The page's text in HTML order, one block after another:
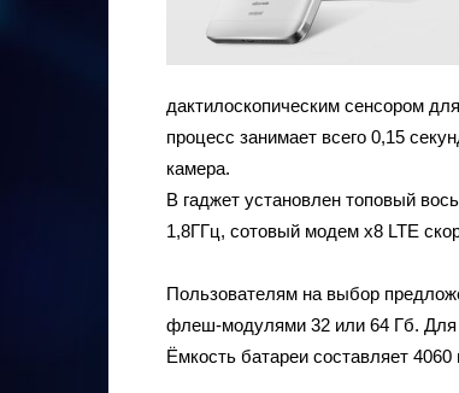
дактилоскопическим сенсором
процесс занимает всего 0,15
камера.
В гаджет установлен топовый
1,8ГГц, сотовый модем x8 LTE
Пользователям на выбор
флеш-модулями 32 или 64 Гб. Для
Ёмкость батареи составляет 4060